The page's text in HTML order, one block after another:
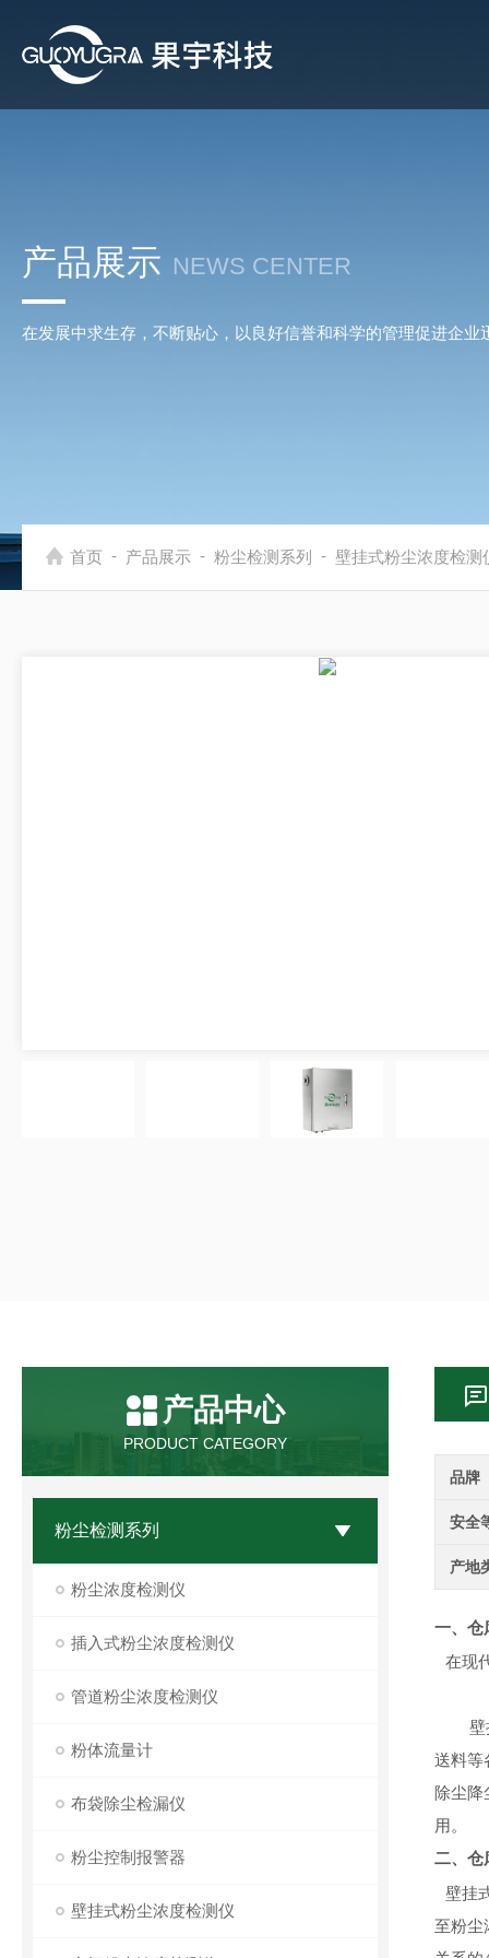
产品展示 NEWS CENTER
在发展中求生存，不断贴心，以良好信誉和科学的管理促进企业
首页 - 产品展示 - 粉尘检测系列 - 壁挂式粉尘浓度检测
产品中心
PRODUCT CATEGORY
粉尘检测系列
粉尘浓度检测仪
插入式粉尘浓度检测仪
管道粉尘浓度检测仪
粉体流量计
布袋除尘检漏仪
粉尘控制报警器
壁挂式粉尘浓度检测仪
品牌
安全
产地
一、 仓
在现
壁
送料等
除尘
用。
二、 仓
壁挂
至粉尘